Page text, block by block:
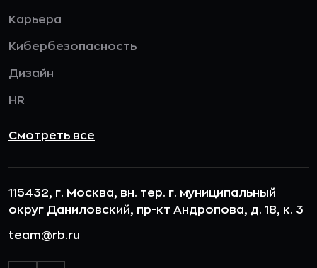
Карьера
Кибербезопасность
Дизайн
HR
Смотреть все
115432, г. Москва, вн. тер. г. муниципальный
округ Даниловский, пр-кт Андропова, д. 18, к. 3
team@rb.ru